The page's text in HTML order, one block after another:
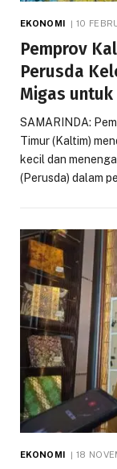
EKONOMI 10
Pemprov
Perusda
Migas untuk
SAMARINDA:
Timur (Kaltim)
kecil dan
(Perusda) dalam
EKONOMI 18